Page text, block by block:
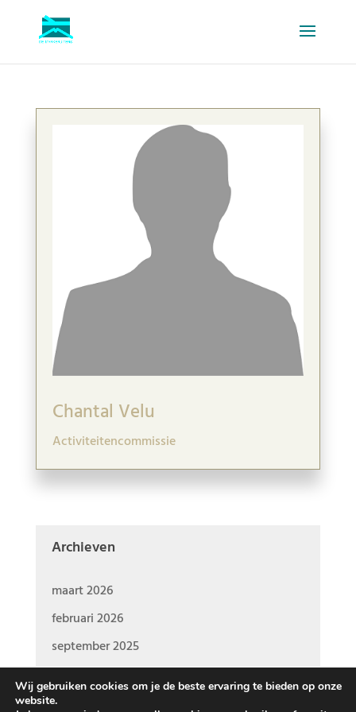
Chantal Velu
Activiteitencommissie
Archieven
maart 2026
februari 2026
september 2025
Wij gebruiken cookies om je de beste ervaring te bieden op onze
website.